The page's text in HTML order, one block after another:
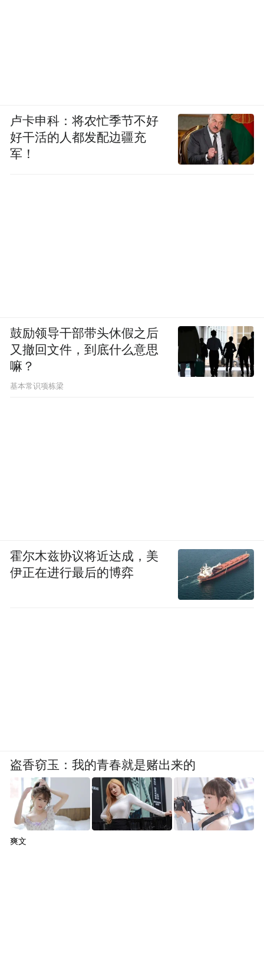
卢卡申科：将农忙季节不好
好干活的人都发配边疆充
军！
鼓励领导干部带头休假之后
又撤回文件，到底什么意思
嘛？
基本常识项栋梁
霍尔木兹协议将近达成，美
伊正在进行最后的博弈
盗香窃玉：我的青春就是赌出来的
爽文